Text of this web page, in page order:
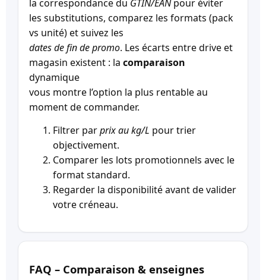
la correspondance du GTIN/EANpour éviter
les substitutions, comparez les formats (pack
vs unité) et suivez les
dates de fin de promo. Les écarts entre drive et
magasin existent : la comparaison
dynamique
vous montre l’option la plus rentable au
moment de commander.
Filtrer parprix au kg/L pour trier
objectivement.
Comparer les lots promotionnels avec le
format standard.
Regarder la disponibilité avant de valider
votre créneau.
FAQ – Comparaison & enseignes